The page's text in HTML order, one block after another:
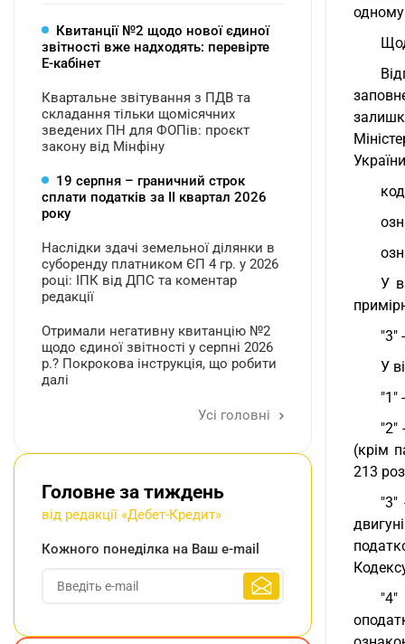
одному
У
"3"
У
"1"
"2"
(крім
213
"3"
"4"
Квитанції №2 щодо нової єдиної
звітності вже надходять: перевірте
Е-кабінет
Квартальне звітування з ПДВ та
складання тільки щомісячних
зведених ПН для ФОПів: проєкт
закону від Мінфіну
19 серпня – граничний строк
сплати податків за ІI квартал 2026
року
Наслідки здачі земельної ділянки в
суборенду платником ЄП 4 гр. у 2026
році: ІПК від ДПС та коментар
редакції
Отримали негативну квитанцію №2
щодо єдиної звітності у серпні 2026
р.? Покрокова інструкція, що робити
далі
Усі головні
Головне за тиждень
від редакції «Дебет-Кредит»
Кожного понеділка на Ваш e-mail